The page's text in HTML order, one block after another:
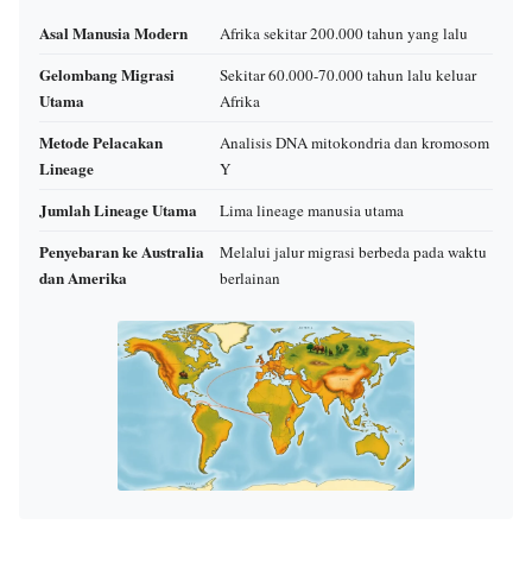
Asal Manusia Modern Afrika sekitar 200.000 tahun yang lalu
Gelombang Migrasi
Utama
Sekitar 60.000-70.000 tahun lalu keluar
Afrika
Metode Pelacakan
Lineage
Analisis DNA mitokondria dan kromosom
Y
Jumlah Lineage Utama Lima lineage manusia utama
Penyebaran ke Australia
dan Amerika
Melalui jalur migrasi berbeda pada waktu
berlainan